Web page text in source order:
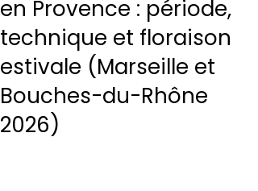
en Provence : période,
technique et floraison
estivale (Marseille et
Bouches-du-Rhône
2026)